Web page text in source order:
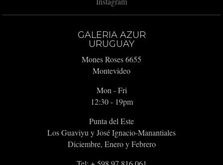
GALERIA AZUR
URUGUAY
Mones Roses 6655
Montevideo
Mon - Fri
12:30 - 19pm
Punta del Este
Los Guaviyu y José Ignacio-Manantiales
Diciembre, Enero y Febrero